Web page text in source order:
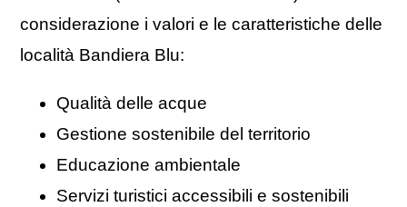
considerazione i valori e le caratteristiche delle
località Bandiera Blu:
Qualità delle acque
Gestione sostenibile del territorio
Educazione ambientale
Servizi turistici accessibili e sostenibili